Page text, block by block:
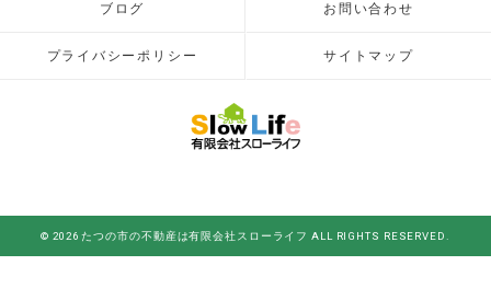
ブログ お問い合わせ
プライバシーポリシー サイトマップ
© 2026 たつの市の不動産は有限会社スローライフ ALL RIGHTS RESERVED.